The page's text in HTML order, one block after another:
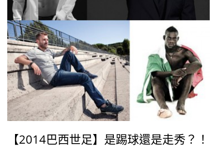
【2014巴西世足】是踢球還是走秀？！